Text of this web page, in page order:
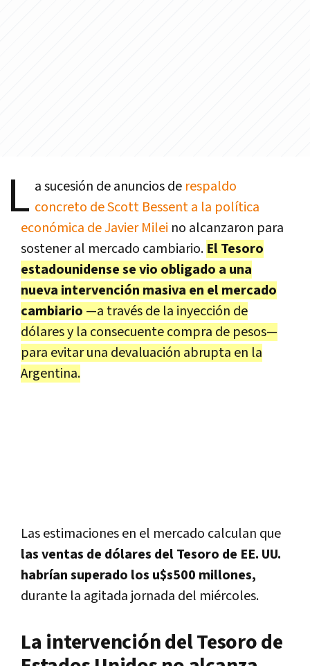
L a sucesión de anuncios de respaldo
concreto de Scott Bessent a la política
económica de Javier Milei no alcanzaron para
sostener al mercado cambiario. El Tesoro
estadounidense se vio obligado a una
nueva intervención masiva en el mercado
cambiario —a través de la inyección de
dólares y la consecuente compra de pesos—
para evitar una devaluación abrupta en la
Argentina.
Las estimaciones en el mercado calculan que
las ventas de dólares del Tesoro de EE. UU.
habrían superado los u$s500 millones,
durante la agitada jornada del miércoles.
La intervención del Tesoro de